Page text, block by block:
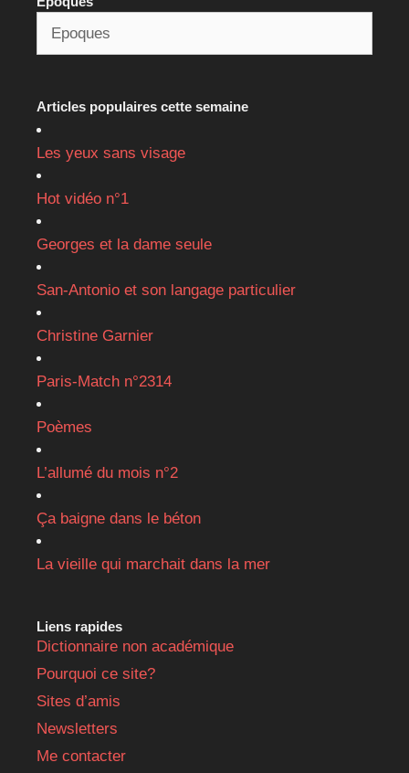
Articles populaires cette semaine
Les yeux sans visage
Hot vidéo n°1
Georges et la dame seule
San-Antonio et son langage particulier
Christine Garnier
Paris-Match n°2314
Poèmes
L’allumé du mois n°2
Ça baigne dans le béton
La vieille qui marchait dans la mer
Liens rapides
Dictionnaire non académique
Pourquoi ce site?
Sites d’amis
Newsletters
Me contacter